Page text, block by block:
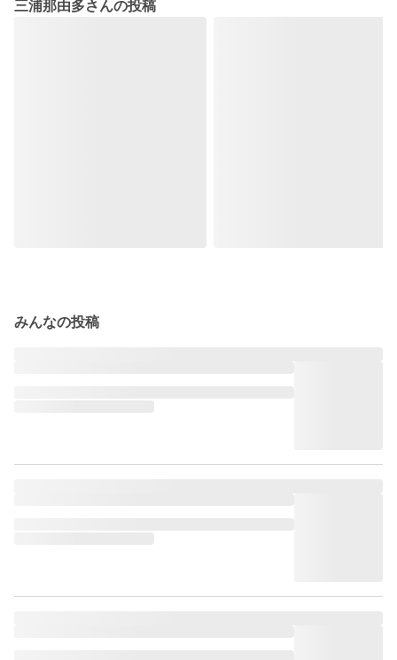
三浦那由多さんの投稿
みんなの投稿